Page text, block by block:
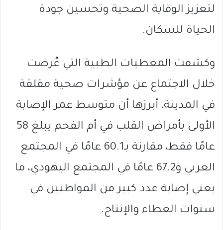
لتعزيز الوقاية الصحية وتحسين جودة
الحياة للسكان.
وكشفت المعطيات الطبية التي عُرضت
خلال الاجتماع عن مؤشرات صحية مقلقة
في المدينة، أبرزها أن متوسط عمر الإصابة
الأولى بأمراض القلب في أم الفحم يبلغ 58
عامًا فقط، مقارنة بـ60.1 عامًا في المجتمع
العربي و67.2 عامًا في المجتمع اليهودي، ما
يعني إصابة عدد كبير من المواطنين في
سنوات العطاء والإنتاج.